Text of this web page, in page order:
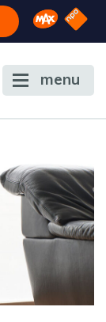
Omroep
NPO
menu